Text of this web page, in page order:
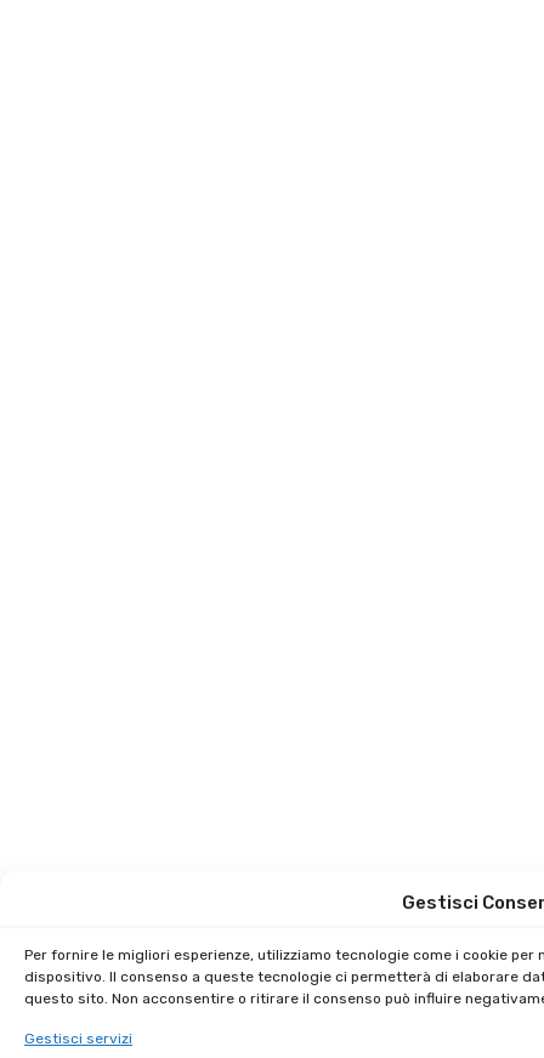
Gestisci
Per fornire le migliori esperienze, utilizziamo tecnologie come i cookie
dispositivo. Il consenso a queste tecnologie ci permetterà di elaborare
questo sito. Non acconsentire o ritirare il consenso può influire
Gestisci servizi